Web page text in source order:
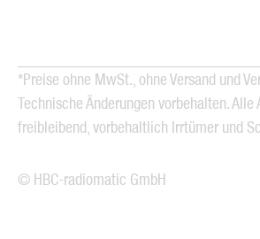
*Preise ohne MwSt., ohne Versand und
Technische Änderungen vorbehalten. Alle
freibleibend, vorbehaltlich Irrtümer und
© HBC-radiomatic GmbH